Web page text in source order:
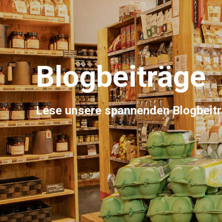
Blogbeiträge
Lese unsere spannenden